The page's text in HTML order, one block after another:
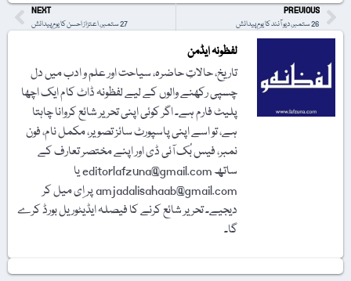
PREVIOUS
26 ستمبر، دیو آنند کا یومِ پیدائش
NEXT
27 ستمبر، اعتزاز احسن کا یومِ پیدائش
لفظونہ ایڈمن
تاریخ، حالاتِ حاضرہ، سیاحت اور علم و ادب میں دل
چسپی رکھنے والوں کے لیے لفظونہ ڈاٹ کام ایک اچھا
پلیٹ فارم ہے۔ اگر کوئی اپنی تحریر شائع کروانا چاہتا
ہے، تو اسے اپنی پاسپورٹ سائز تصویر، مکمل نام، فون
نمبر، فیس بُک آئی ڈی اور اپنے مختصر تعارف کے
ساتھ editorlafzuna@gmail.com یا
amjadalisahaab@gmail.com پر اِی میل کر
دیجیے۔ تحریر شائع کرنے کا فیصلہ ایڈیٹوریل بورڈ کرے
گا۔